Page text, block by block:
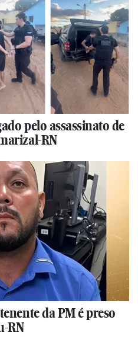
pelo assassinato de
RN
da PM é preso
RN